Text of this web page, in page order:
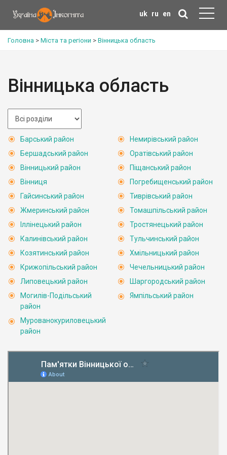
uk ru en
Головна > Міста та регіони > Вінницька область
Вінницька область
Барський район
Бершадський район
Вінницький район
Вінниця
Гайсинський район
Жмеринський район
Іллінецький район
Калинівський район
Козятинський район
Крижопільський район
Липовецький район
Могилів-Подільський
район
Мурованокуриловецький
район
Немирівський район
Оратівський район
Піщанський район
Погребищенський район
Тиврівський район
Томашпільський район
Тростянецький район
Тульчинський район
Хмільницький район
Чечельницький район
Шаргородський район
Ямпільський район